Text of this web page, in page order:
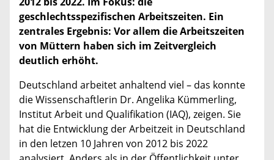
geschlechtsspezifischen Arbeitszeiten. Ein
zentrales Ergebnis: Vor allem die Arbeitszeiten
von Müttern haben sich im Zeitvergleich
deutlich erhöht.
Deutschland arbeitet anhaltend viel – das konnte
die Wissenschaftlerin Dr. Angelika Kümmerling,
Institut Arbeit und Qualifikation (IAQ), zeigen. Sie
hat die Entwicklung der Arbeitzeit in Deutschland
in den letzen 10 Jahren von 2012 bis 2022